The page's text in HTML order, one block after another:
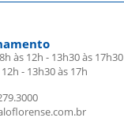
às 12h - 13h30 às 17h30
- 13h30 às 17h